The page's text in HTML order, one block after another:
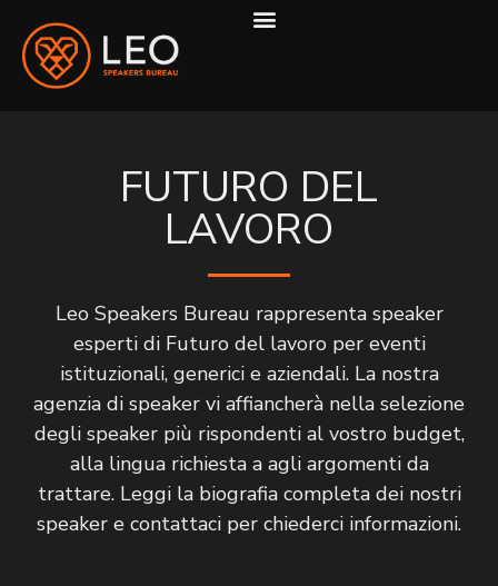
FUTURO DEL
LAVORO
Leo Speakers Bureau rappresenta speaker
esperti di Futuro del lavoro per eventi
istituzionali, generici e aziendali. La nostra
agenzia di speaker vi affiancherà nella selezione
degli speaker più rispondenti al vostro budget,
alla lingua richiesta a agli argomenti da
trattare. Leggi la biografia completa dei nostri
speaker e contattaci per chiederci informazioni.